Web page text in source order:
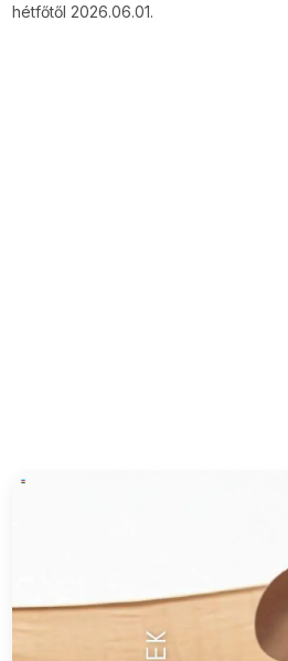
hétfőtől 2026.06.01.